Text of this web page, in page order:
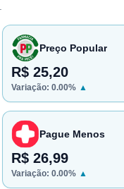
Preço Popular
R$ 25,20
Variação: 0.00% ▲
Pague Menos
R$ 26,99
Variação: 0.00% ▲